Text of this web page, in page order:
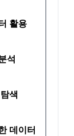
활용
석
색
데이터